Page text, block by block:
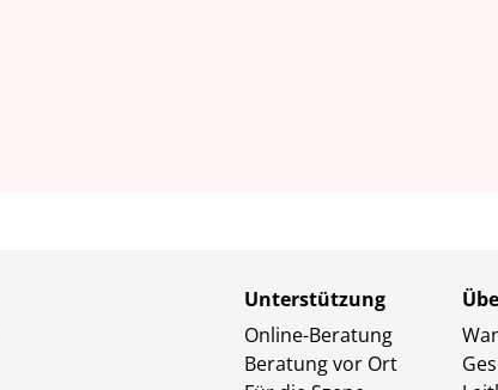
Unterstützung
Online-Beratung
Beratung vor Ort